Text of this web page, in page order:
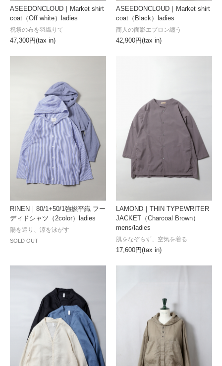
ASEEDONCLOUD｜Market shirt
coat（Off white）ladies
47,300円(tax in)
祝祭の布を羽織りて
ASEEDONCLOUD｜Market shirt
coat（Black）ladies
42,900円(tax in)
商人の面影エプロン纏う
RINEN｜80/1+50/1強撚平織 フー
ディドシャツ（2color）ladies
SOLD OUT
陽を遮り、涼を泳がす
LAMOND｜THIN TYPEWRITER
JACKET（Charcoal Brown）
mens/ladies
17,600円(tax in)
肌をなぞらず、空気を着る